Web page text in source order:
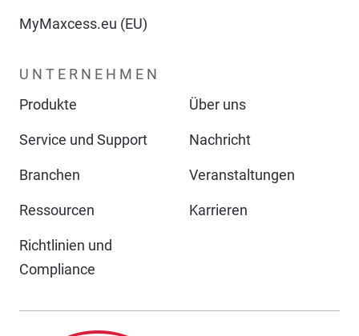
MyMaxcess.eu (EU)
UNTERNEHMEN
Produkte
Über uns
Service und Support Nachricht
Branchen Veranstaltungen
Ressourcen Karrieren
Richtlinien und
Compliance